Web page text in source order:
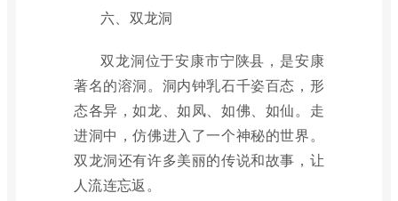
六、双龙洞
双龙洞位于安康市宁陕县，是安康
著名的溶洞。洞内钟乳石千姿百态，形
态各异，如龙、如凤、如佛、如仙。走
进洞中，仿佛进入了一个神秘的世界。
双龙洞还有许多美丽的传说和故事，让
人流连忘返。